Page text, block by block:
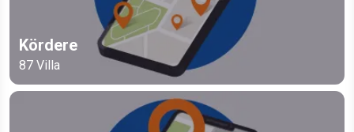
Kördere
87 Villa